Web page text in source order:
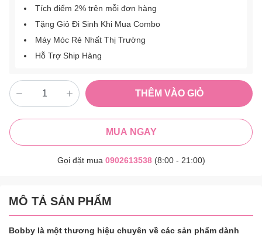
Tích điểm 2% trên mỗi đơn hàng
Tặng Giỏ Đi Sinh Khi Mua Combo
Máy Móc Rẻ Nhất Thị Trường
Hỗ Trợ Ship Hàng
THÊM VÀO GIỎ
MUA NGAY
Gọi đặt mua 0902613538(8:00 - 21:00)
MÔ TẢ SẢN PHẨM
Bobby là một thương hiệu chuyên về các sản phẩm dành